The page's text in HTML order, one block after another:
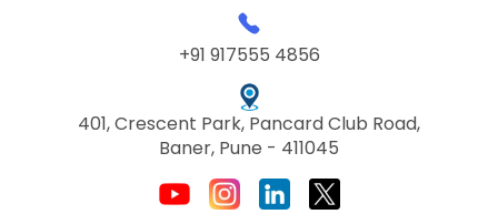
+91 917555 4856
401, Crescent Park, Pancard Club Road,
Baner, Pune - 411045